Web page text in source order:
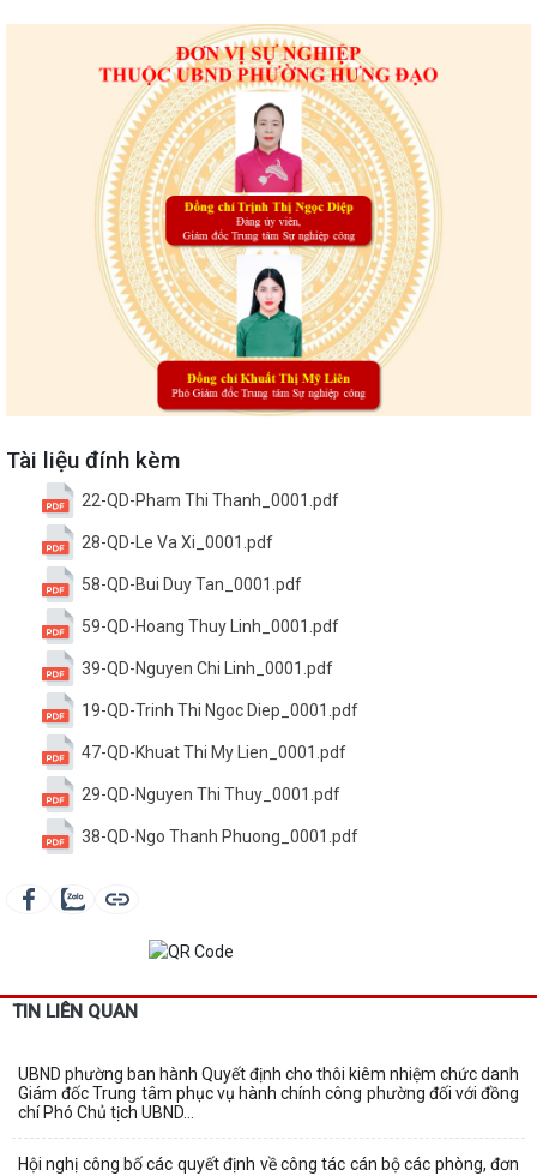
Tài liệu đính kèm
22-QD-Pham Thi Thanh_0001.pdf
28-QD-Le Va Xi_0001.pdf
58-QD-Bui Duy Tan_0001.pdf
59-QD-Hoang Thuy Linh_0001.pdf
39-QD-Nguyen Chi Linh_0001.pdf
19-QD-Trinh Thi Ngoc Diep_0001.pdf
47-QD-Khuat Thi My Lien_0001.pdf
29-QD-Nguyen Thi Thuy_0001.pdf
38-QD-Ngo Thanh Phuong_0001.pdf
TIN LIÊN QUAN
UBND phường ban hành Quyết định cho thôi kiêm nhiệm chức danh
Giám đốc Trung tâm phục vụ hành chính công phường đối với đồng
chí Phó Chủ tịch UBND...
Hội nghị công bố các quyết định về công tác cán bộ các phòng, đơn